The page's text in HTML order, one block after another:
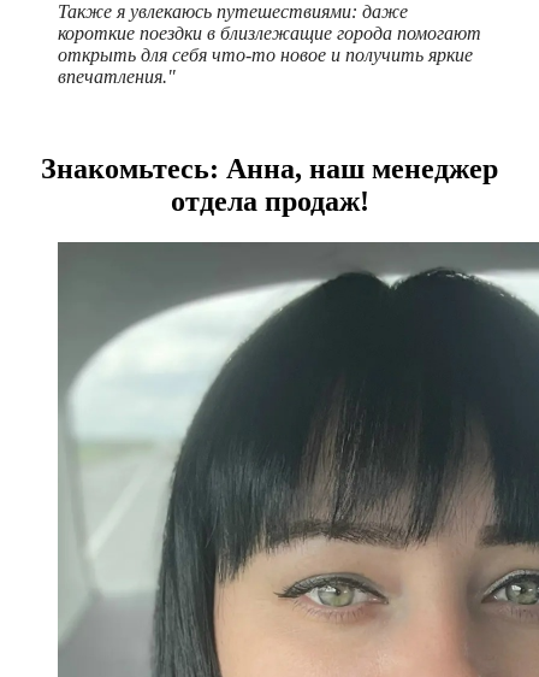
Также я увлекаюсь путешествиями: даже
короткие поездки в близлежащие города помогают
открыть для себя что‑то новое и получить яркие
впечатления."
Знакомьтесь: Анна, наш менеджер
отдела продаж!